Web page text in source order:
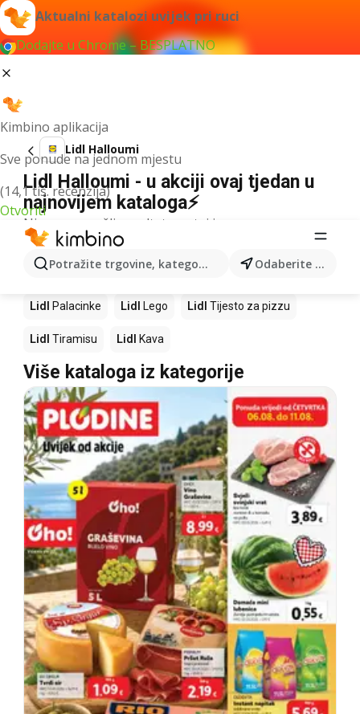
Aktualni katalozi uvijek pri ruci
Dodajte u Chrome – BESPLATNO
Kimbino aplikacija
Sve ponude na jednom mjestu
(14,1 tis. recenzija)
Otvoriti
Potražite trgovine, kategorije, proizvode... Odaberite grad
Lidl Halloumi
Lidl Halloumi - u akciji ovaj tjedan u
najnovijem kataloga⚡
Nismo pronašli rezultate za taj izraz.
Slijedeći proizvodi u trgovinama Lidl
Lidl Lidl Pizza Lidl Cheesecake
Lidl Palacinke Lidl Lego Lidl Tijesto za pizzu
Lidl Tiramisu Lidl Kava
Više kataloga iz kategorije